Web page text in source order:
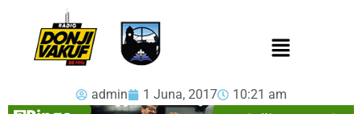
admin 1 Juna, 2017 10:21 am